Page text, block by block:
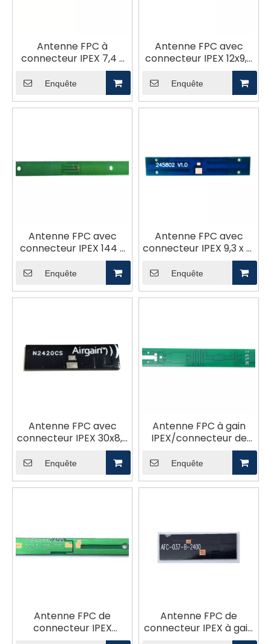
Antenne FPC à
connecteur IPEX 7,4 x
47,8 mm 2,4 G
Enquête
Antenne FPC avec
connecteur IPEX 12x9,2
Enquête
Antenne FPC avec
connecteur IPEX 144 x
Enquête
Antenne FPC avec
connecteur IPEX 9,3 x 51
Enquête
Antenne FPC avec
connecteur IPEX 30x8,5
Enquête
Antenne FPC à gain
IPEX/connecteur de
soudage 2,4 G/5,8 G 3
dBi
Enquête
Antenne FPC de
connecteur IPEX
7*50mm 2.4G pour
Antenne FPC de
connecteur IPEX à gain
de 2,4 G 3 dB pour